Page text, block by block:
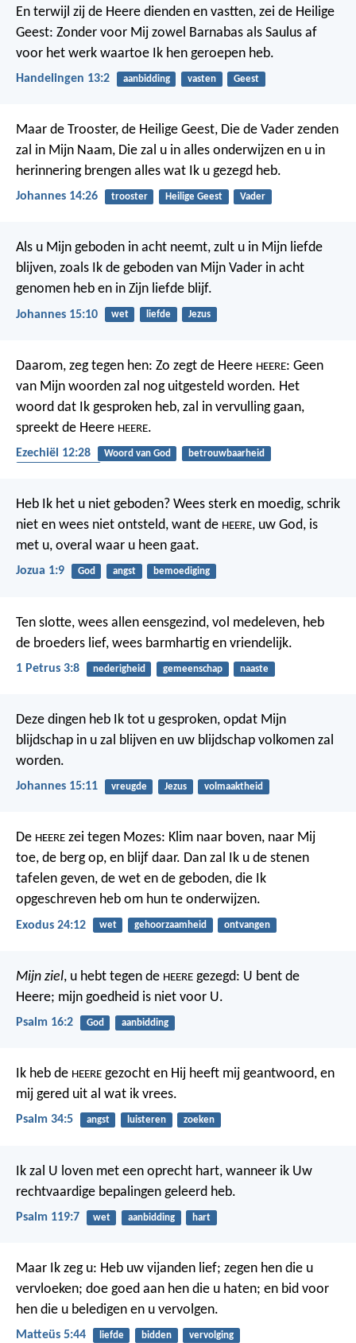
En terwijl zij de Heere dienden en vastten, zei de Heilige
Geest: Zonder voor Mij zowel Barnabas als Saulus af
voor het werk waartoe Ik hen geroepen heb.
Handelingen 13:2 aanbidding vasten Geest
Maar de Trooster, de Heilige Geest, Die de Vader zenden
zal in Mijn Naam, Die zal u in alles onderwijzen en u in
herinnering brengen alles wat Ik u gezegd heb.
Johannes 14:26 trooster Heilige Geest Vader
Als u Mijn geboden in acht neemt, zult u in Mijn liefde
blijven, zoals Ik de geboden van Mijn Vader in acht
genomen heb en in Zijn liefde blijf.
Johannes 15:10 wet liefde Jezus
Daarom, zeg tegen hen: Zo zegt de Heere HEERE: Geen
van Mijn woorden zal nog uitgesteld worden. Het
woord dat Ik gesproken heb, zal in vervulling gaan,
spreekt de Heere HEERE.
Ezechiël 12:28 Woord van God
betrouwbaarheid
Heb Ik het u niet geboden? Wees sterk en moedig, schrik
niet en wees niet ontsteld, want de HEERE, uw God, is
met u, overal waar u heen gaat.
Jozua 1:9 God angst bemoediging
Ten slotte, wees allen eensgezind, vol medeleven, heb
de broeders lief, wees barmhartig en vriendelijk.
1 Petrus 3:8 nederigheid gemeenschap naaste
Deze dingen heb Ik tot u gesproken, opdat Mijn
blijdschap in u zal blijven en uw blijdschap volkomen zal
worden.
Johannes 15:11 vreugde Jezus volmaaktheid
De HEERE zei tegen Mozes: Klim naar boven, naar Mij
toe, de berg op, en blijf daar. Dan zal Ik u de stenen
tafelen geven, de wet en de geboden, die Ik
opgeschreven heb om hun te onderwijzen.
Exodus 24:12 wet gehoorzaamheid ontvangen
Mijn ziel, u hebt tegen de HEERE gezegd: U bent de
Heere; mijn goedheid is niet voor U.
Psalm 16:2 God aanbidding
Ik heb de HEERE gezocht en Hij heeft mij geantwoord, en
mij gered uit al wat ik vrees.
Psalm 34:5 angst luisteren zoeken
Ik zal U loven met een oprecht hart, wanneer ik Uw
rechtvaardige bepalingen geleerd heb.
Psalm 119:7 wet aanbidding hart
Maar Ik zeg u: Heb uw vijanden lief; zegen hen die u
vervloeken; doe goed aan hen die u haten; en bid voor
hen die u beledigen en u vervolgen.
Matteüs 5:44 liefde bidden vervolging